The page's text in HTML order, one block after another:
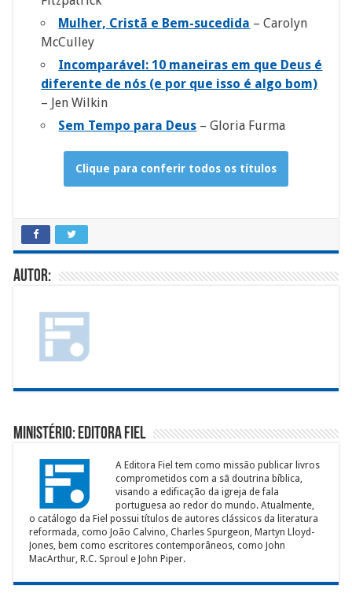
Mulher, Cristã e Bem-sucedida – Carolyn
McCulley
Incomparável: 10 maneiras em que Deus é
diferente de nós (e por que isso é algo bom)
– Jen Wilkin
Sem Tempo para Deus – Gloria Furma
Clique para conferir todos os títulos
Autor:
Ministério: Editora Fiel
A Editora Fiel tem como missão publicar livros
comprometidos com a sã doutrina bíblica,
visando a edificação da igreja de fala
portuguesa ao redor do mundo. Atualmente,
o catálogo da Fiel possui títulos de autores clássicos da literatura
reformada, como João Calvino, Charles Spurgeon, Martyn Lloyd-
Jones, bem como escritores contemporâneos, como John
MacArthur, R.C. Sproul e John Piper.